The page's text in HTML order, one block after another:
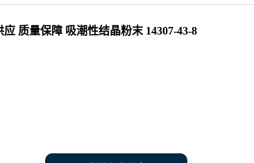
质量保障 吸潮性结晶粉末 14307-43-8